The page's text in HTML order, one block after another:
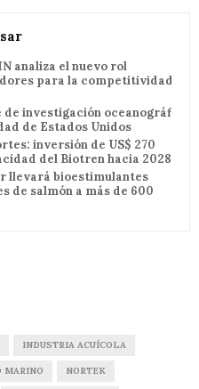
analiza el nuevo rol
para la competitividad
investigación oceanográfica
de Estados Unidos
inversión de US$ 270
del Biotren hacia 2028
llevará bioestimulantes
de salmón a más de 600
INDUSTRIA ACUÍCOLA
MARINO NORTEK